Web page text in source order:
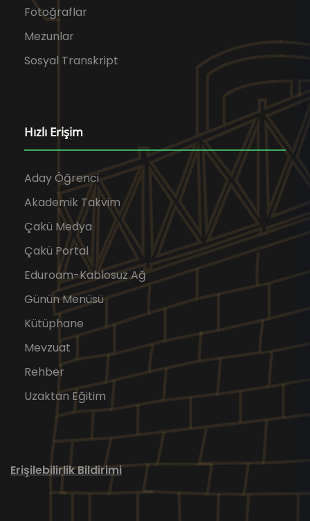
Fotoğraflar
Mezunlar
Sosyal Transkript
Hızlı Erişim
Aday Öğrenci
Akademik Takvim
Çakü Medya
Çakü Portal
Eduroam-Kablosuz Ağ
Günün Menüsü
Kütüphane
Mevzuat
Rehber
Uzaktan Eğitim
Erişilebilirlik Bildirimi